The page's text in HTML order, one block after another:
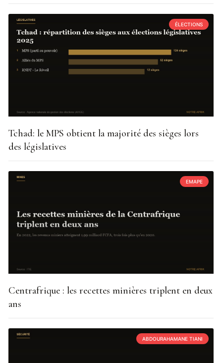
ÉLECTIONS
Tchad: le MPS obtient la majorité des sièges lors
des législatives
EMAPE
Centrafrique : les recettes minières triplent en deux
ans
ABDOURAHAMANE TIANI